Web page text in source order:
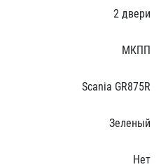
2 двери
МКПП
Scania GR875R
Зеленый
Нет